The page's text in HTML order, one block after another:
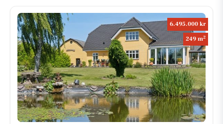
6.495.000 kr
249 m2